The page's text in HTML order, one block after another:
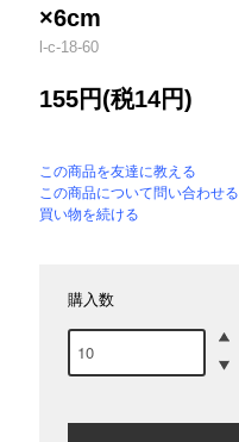
×6cm
l-c-18-60
155円(税14円)
この商品を友達に教える
この商品について問い合わせる
買い物を続ける
購入数